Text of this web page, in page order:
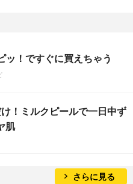
ッ！ですぐに買えちゃう
！ミルクピールで一日中ず
肌
さらに見る